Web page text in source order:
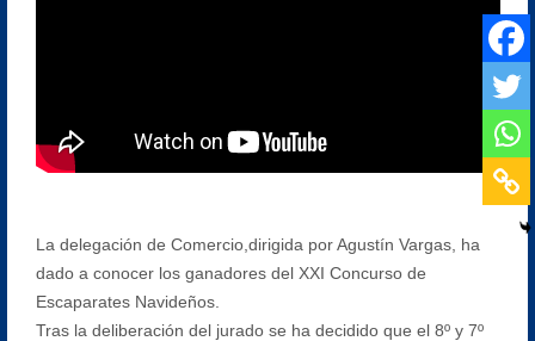
La delegación de Comercio,dirigida por Agustín Vargas, ha
dado a conocer los ganadores del XXI Concurso de
Escaparates Navideños.
Tras la deliberación del jurado se ha decidido que el 8º y 7º